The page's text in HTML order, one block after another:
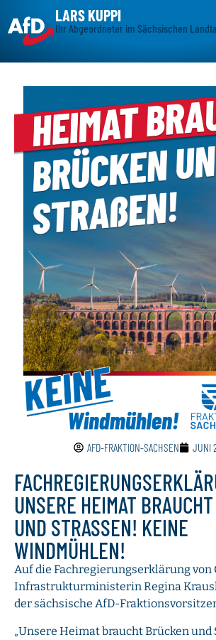
LARS KUPPI
Ihr Abgeordneter im Sächsischen
AFD-FRAKTION-SACHSEN JUNI
UNSERE HEIMAT
UND STRASSEN! KEINE W
INDMÜHLEN!
Auf die Fachregierungserklärung von
Infrastrukturministerin Regina
der sächsische AfD-
„Unsere Heimat braucht Brücken und